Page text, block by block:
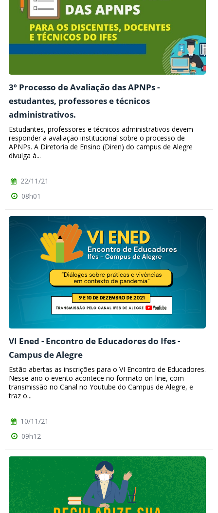
3º Processo de Avaliação das APNPs -
estudantes, professores e técnicos
administrativos.
Estudantes, professores e técnicos administrativos devem
responder a avaliação institucional sobre o processo de
APNPs. A Diretoria de Ensino (Diren) do campus de Alegre
divulga à...
22/11/21
08h01
VI Ened - Encontro de Educadores do Ifes -
Campus de Alegre
Estão abertas as inscrições para o VI Encontro de Educadores.
Nesse ano o evento acontece no formato on-line, com
transmissão no Canal no Youtube do Campus de Alegre, e
traz o...
10/11/21
09h12